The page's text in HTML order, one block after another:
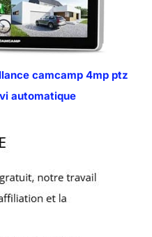
camcamp 4mp ptz
automatique